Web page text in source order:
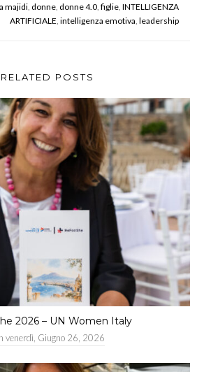
majidi donne donne 4.0 figlie INTELLIGENZA
ARTIFICIALE intelligenza emotiva leadership
RELATED POSTS
2026 – UN Women Italy
venerdì, Giugno 26, 2026